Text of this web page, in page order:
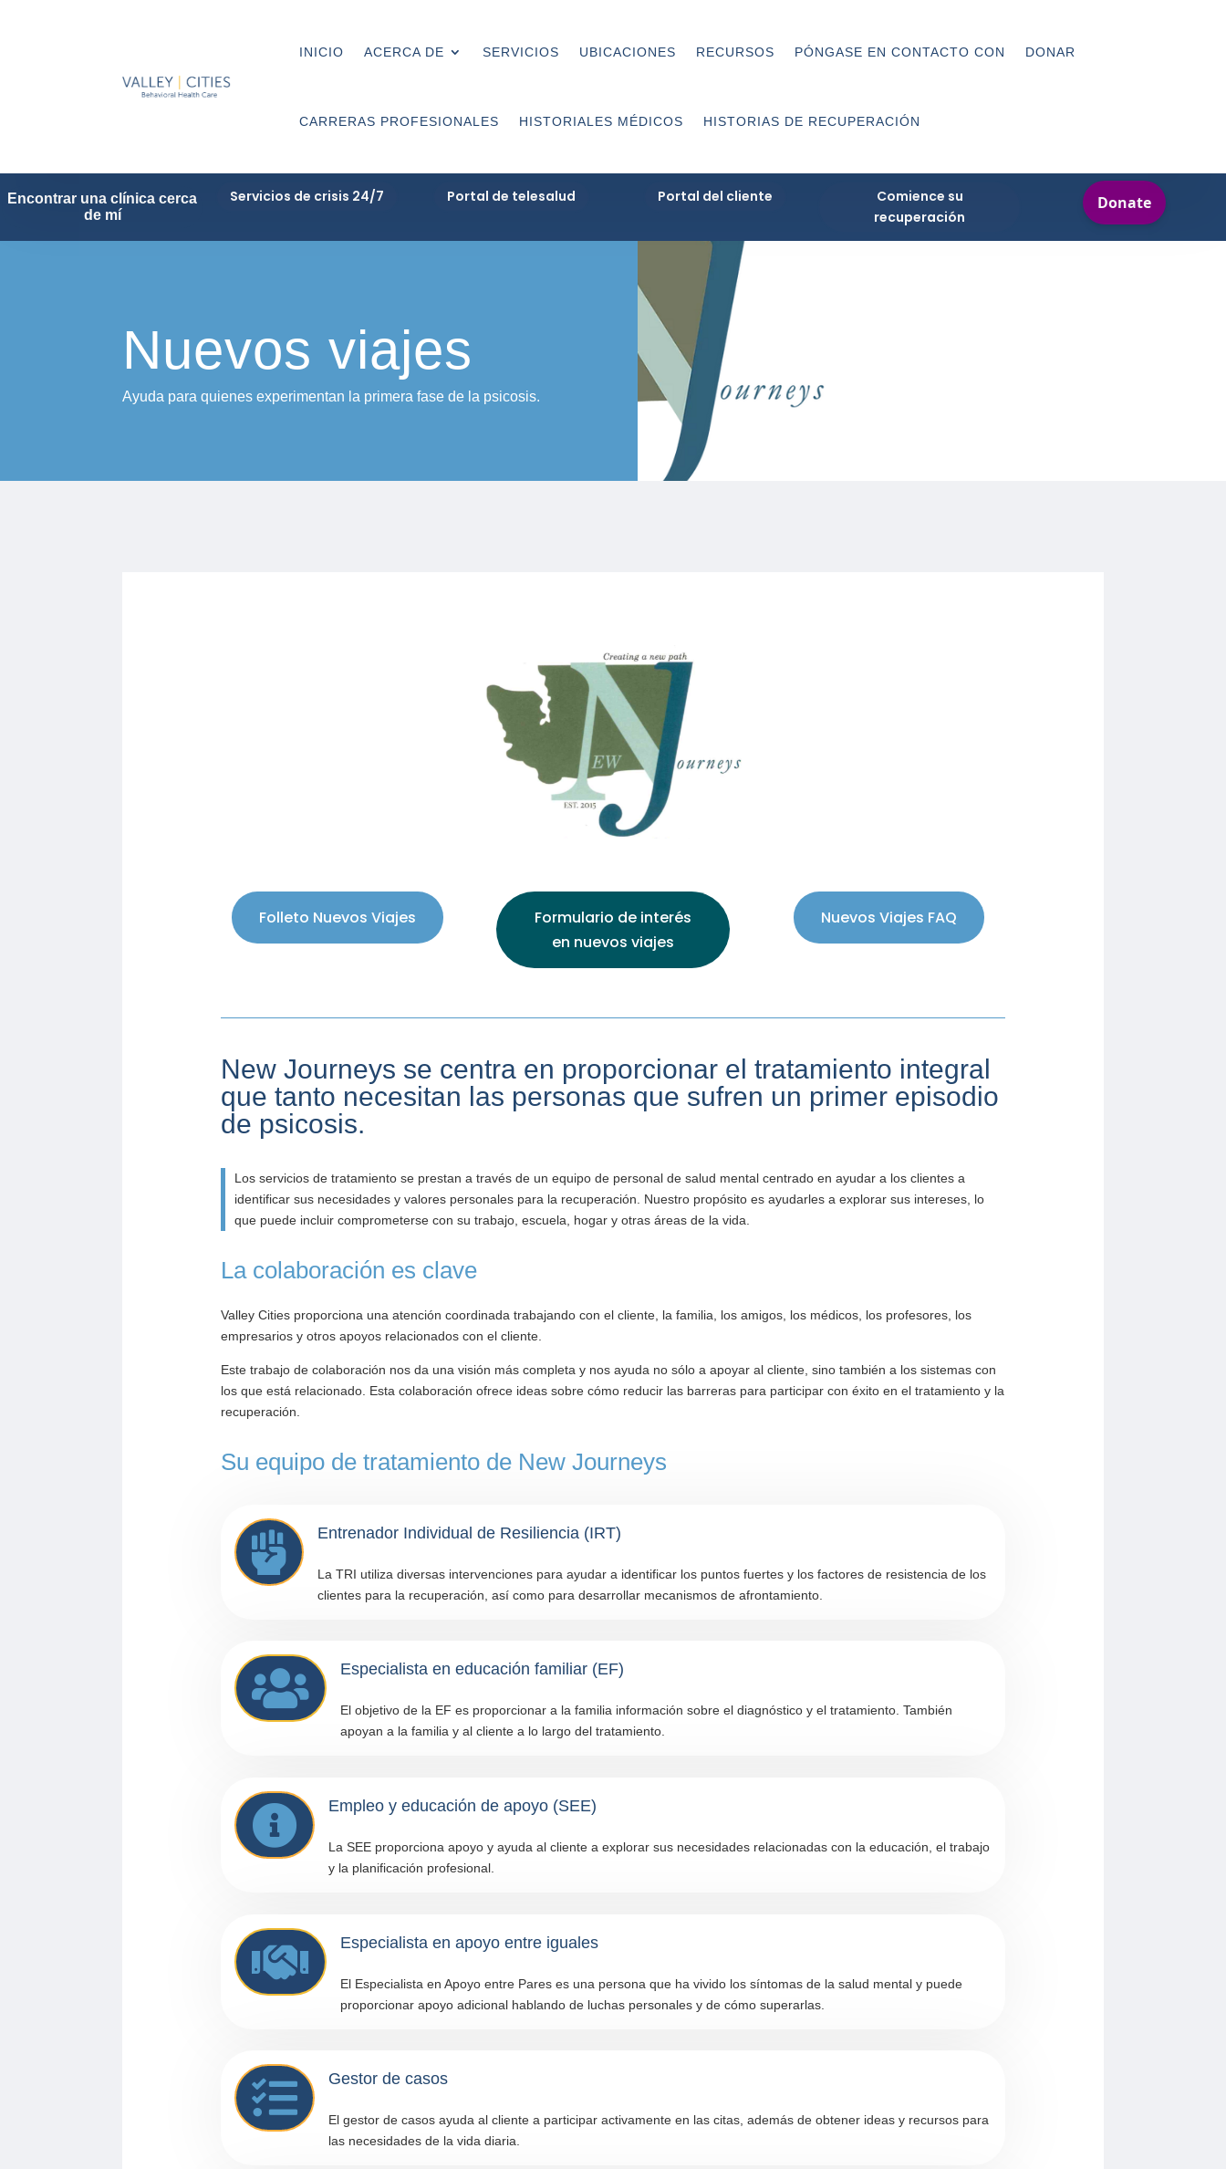
INICIO ACERCA DE SERVICIOS UBICACIONES RECURSOS PÓNGASE EN CONTACTO CON DONAR
CARRERAS PROFESIONALES HISTORIALES MÉDICOS HISTORIAS DE RECUPERACIÓN
Encontrar una clínica cerca
de mí
Servicios de crisis 24/7 Portal de telesalud Portal del cliente
Comience su
recuperación
Nuevos viajes
Ayuda para quienes experimentan la primera fase de la psicosis.
Folleto Nuevos Viajes
Formulario de interés
en nuevos viajes
Nuevos Viajes FAQ
New Journeys se centra en proporcionar el tratamiento integral
que tanto necesitan las personas que sufren un primer episodio
de psicosis.
Los servicios de tratamiento se prestan a través de un equipo de personal de salud mental centrado en ayudar a los clientes a
identificar sus necesidades y valores personales para la recuperación. Nuestro propósito es ayudarles a explorar sus intereses, lo
que puede incluir comprometerse con su trabajo, escuela, hogar y otras áreas de la vida.
La colaboración es clave
Valley Cities proporciona una atención coordinada trabajando con el cliente, la familia, los amigos, los médicos, los profesores, los
empresarios y otros apoyos relacionados con el cliente.
Este trabajo de colaboración nos da una visión más completa y nos ayuda no sólo a apoyar al cliente, sino también a los sistemas con
los que está relacionado. Esta colaboración ofrece ideas sobre cómo reducir las barreras para participar con éxito en el tratamiento y la
recuperación.
Su equipo de tratamiento de New Journeys
 Entrenador Individual de Resiliencia (IRT)
La TRI utiliza diversas intervenciones para ayudar a identificar los puntos fuertes y los factores de resistencia de los
clientes para la recuperación, así como para desarrollar mecanismos de afrontamiento.
 Especialista en educación familiar (EF)
El objetivo de la EF es proporcionar a la familia información sobre el diagnóstico y el tratamiento. También
apoyan a la familia y al cliente a lo largo del tratamiento.
 Empleo y educación de apoyo (SEE)
La SEE proporciona apoyo y ayuda al cliente a explorar sus necesidades relacionadas con la educación, el trabajo
y la planificación profesional.
 Especialista en apoyo entre iguales
El Especialista en Apoyo entre Pares es una persona que ha vivido los síntomas de la salud mental y puede
proporcionar apoyo adicional hablando de luchas personales y de cómo superarlas.
 Gestor de casos
El gestor de casos ayuda al cliente a participar activamente en las citas, además de obtener ideas y recursos para
las necesidades de la vida diaria.